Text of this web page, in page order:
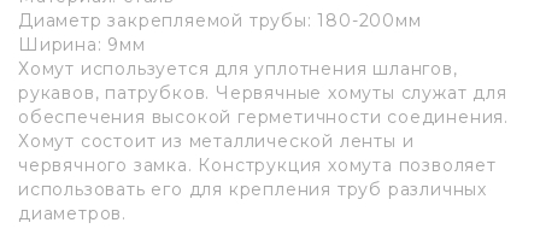
Диаметр закрепляемой трубы: 180-200мм
Ширина: 9мм
Хомут используется для уплотнения шлангов,
рукавов, патрубков. Червячные хомуты служат для
обеспечения высокой герметичности соединения.
Хомут состоит из металлической ленты и
червячного замка. Конструкция хомута позволяет
использовать его для крепления труб различных
диаметров.